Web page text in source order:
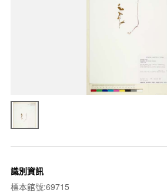
識別資訊
標本館號:69715